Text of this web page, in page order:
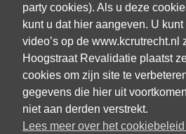
party cookies). Als u deze
kunt u dat hier aangeven. U
video’s op de www.kcrutrecht.nl
Hoogstraat Revalidatie plaatst
cookies om zijn site te
gegevens die hier uit
niet aan derden verstrekt.
Lees meer over het
Over het KCRU
Samenwerkingen
Onze onderzoekers
Procedure onderzoeker
Volg ons